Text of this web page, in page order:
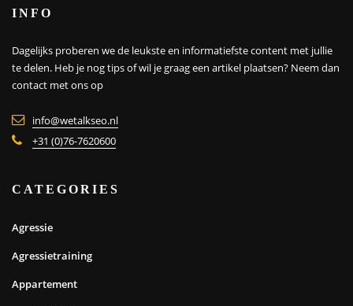
INFO
Dagelijks proberen we de leukste en informatiefste content met jullie
te delen. Heb je nog tips of wil je graag een artikel plaatsen? Neem dan
contact met ons op
info@wetalkseo.nl
+31 (0)76-7620600
CATEGORIES
Agressie
Agressietraining
Appartement